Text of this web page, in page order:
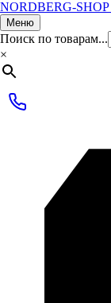
NORDBERG-SHOP
Меню
Поиск по товарам...
×